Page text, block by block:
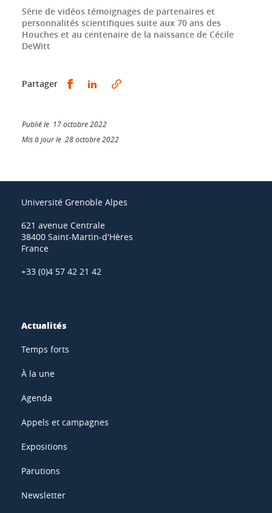
Série de vidéos témoignages de partenaires et
personnalités scientifiques suite aux 70 ans des
Houches et au centenaire de la naissance de Cécile
DeWitt
Partager Partager sur Facebook
Partager sur LinkedIn
Publié le 17 octobre 2022
Mis à jour le 28 octobre 2022
Université Grenoble Alpes
621 avenue Centrale
38400 Saint-Martin-d'Hères
France
+33 (0)4 57 42 21 42
Actualités
Temps forts
À la une
Agenda
Appels et campagnes
Expositions
Parutions
Newsletter